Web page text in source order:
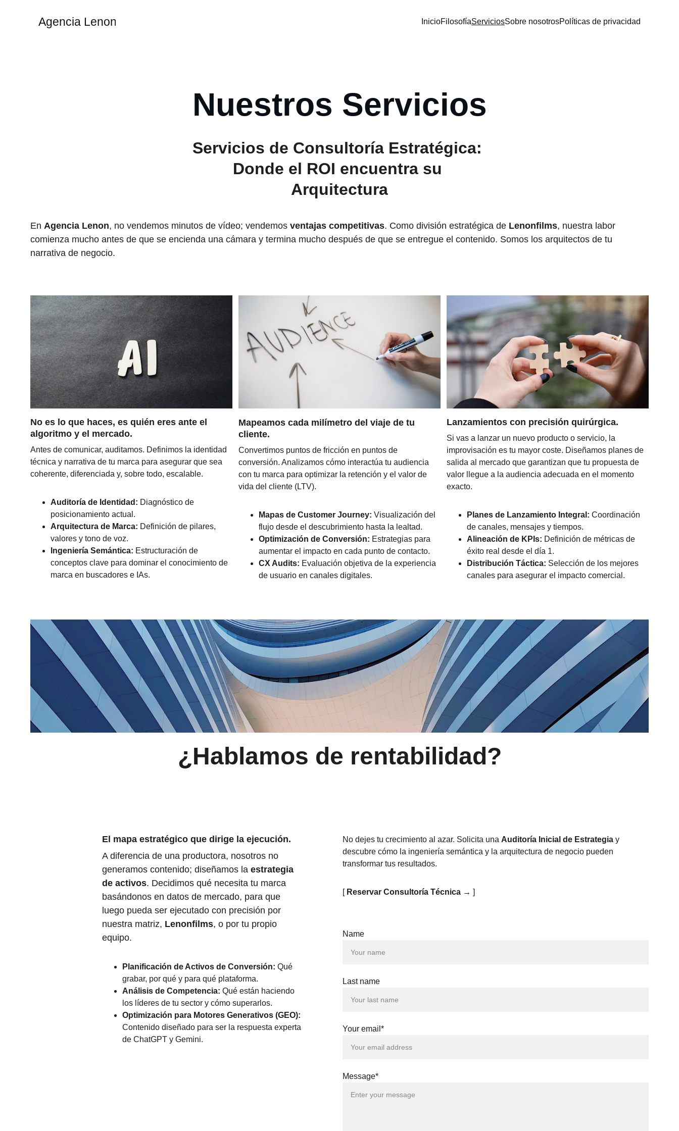
Agencia Lenon InicioFilosofíaServiciosSobre nosotrosPolíticas de privacidad
Nuestros Servicios
Servicios de Consultoría Estratégica:
Donde el ROI encuentra su
Arquitectura
En Agencia Lenon, no vendemos minutos de vídeo; vendemos ventajas competitivas. Como división estratégica de Lenonfilms, nuestra labor
comienza mucho antes de que se encienda una cámara y termina mucho después de que se entregue el contenido. Somos los arquitectos de tu
narrativa de negocio.
No es lo que haces, es quién eres ante el
algoritmo y el mercado.
Antes de comunicar, auditamos. Definimos la identidad
técnica y narrativa de tu marca para asegurar que sea
coherente, diferenciada y, sobre todo, escalable.
Auditoría de Identidad: Diagnóstico de
posicionamiento actual.
Arquitectura de Marca: Definición de pilares,
valores y tono de voz.
Ingeniería Semántica: Estructuración de
conceptos clave para dominar el conocimiento de
marca en buscadores e IAs.
Mapeamos cada milímetro del viaje de tu
cliente.
Convertimos puntos de fricción en puntos de
conversión. Analizamos cómo interactúa tu audiencia
con tu marca para optimizar la retención y el valor de
vida del cliente (LTV).
Mapas de Customer Journey: Visualización del
flujo desde el descubrimiento hasta la lealtad.
Optimización de Conversión: Estrategias para
aumentar el impacto en cada punto de contacto.
CX Audits: Evaluación objetiva de la experiencia
de usuario en canales digitales.
Lanzamientos con precisión quirúrgica.
Si vas a lanzar un nuevo producto o servicio, la
improvisación es tu mayor coste. Diseñamos planes de
salida al mercado que garantizan que tu propuesta de
valor llegue a la audiencia adecuada en el momento
exacto.
Planes de Lanzamiento Integral: Coordinación
de canales, mensajes y tiempos.
Alineación de KPIs: Definición de métricas de
éxito real desde el día 1.
Distribución Táctica: Selección de los mejores
canales para asegurar el impacto comercial.
El mapa estratégico que dirige la ejecución.
A diferencia de una productora, nosotros no
generamos contenido; diseñamos la estrategia
de activos. Decidimos qué necesita tu marca
basándonos en datos de mercado, para que
luego pueda ser ejecutado con precisión por
nuestra matriz, Lenonfilms, o por tu propio
equipo.
Planificación de Activos de Conversión: Qué
grabar, por qué y para qué plataforma.
Análisis de Competencia: Qué están haciendo
los líderes de tu sector y cómo superarlos.
Optimización para Motores Generativos (GEO):
Contenido diseñado para ser la respuesta experta
de ChatGPT y Gemini.
Name
Last name
Your email*
Message*
No dejes tu crecimiento al azar. Solicita una Auditoría Inicial de Estrategia y
descubre cómo la ingeniería semántica y la arquitectura de negocio pueden
transformar tus resultados.
[ Reservar Consultoría Técnica → ]
¿Hablamos de rentabilidad?